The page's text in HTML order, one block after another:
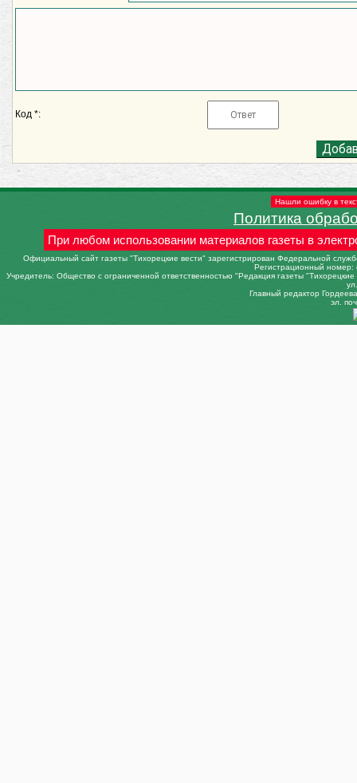
Код *:
Нашли ошибку в
Политика
При любом использовании материалов газеты в
Официальный сайт газеты "Тихорецкие вести" зарегистрирован Федеральной
Регистрационный
Учредитель: Общество с ограниченной ответственностью "Редакция газеты
Главный редактор
эл.